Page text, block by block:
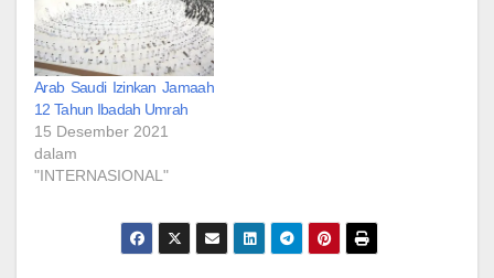
Arab Saudi Izinkan Jamaah
12 Tahun Ibadah Umrah
15 Desember 2021
dalam
"INTERNASIONAL"